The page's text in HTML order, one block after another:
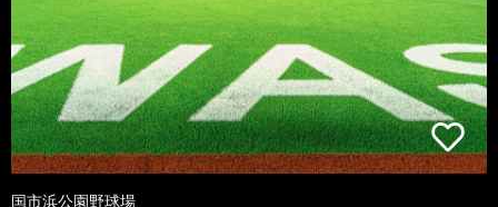
国市浜公園野球場